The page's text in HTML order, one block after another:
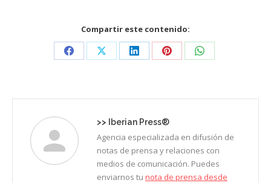
Compartir este contenido:
Share Share Share Share Share
>> Iberian Press®
Agencia especializada en difusión de
notas de prensa y relaciones con
medios de comunicación. Puedes
enviarnos tu nota de prensa desde